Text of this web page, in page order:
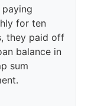
for ten
they paid off
balance in
sum